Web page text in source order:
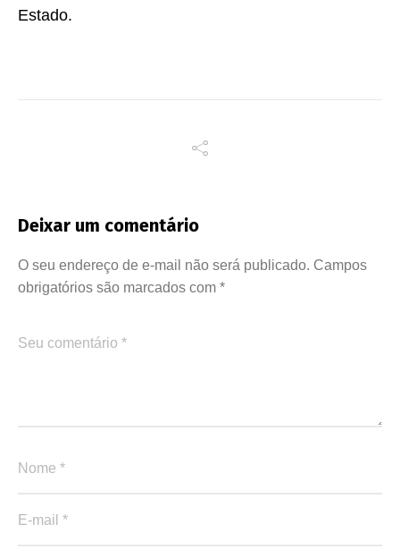
Estado.
Deixar um comentário
O seu endereço de e-mail não será publicado. Campos
obrigatórios são marcados com *